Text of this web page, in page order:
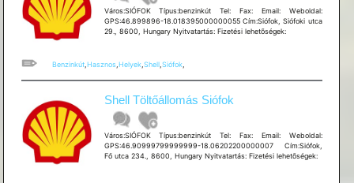
Város:SIÓFOK Típus:benzinkút Tel: Fax: Email: Weboldal:
GPS:46.899896-18.018395000000055 Cím:Siófok, Siófoki utca
29., 8600, Hungary Nyitvatartás: Fizetési lehetõségek:
Benzinkút, Hasznos, Helyek, Shell, Siófok,
Shell Töltőállomás Siófok
Város:SIÓFOK Típus:benzinkút Tel: Fax: Email: Weboldal:
GPS:46.90999799999999-18.06202200000007 Cím:Siófok,
Fő utca 234., 8600, Hungary Nyitvatartás: Fizetési lehetõségek: